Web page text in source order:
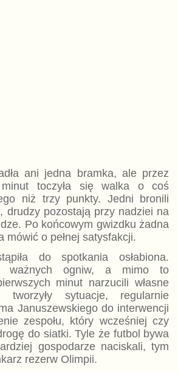
ani jedna bramka, ale przez
minut toczyła się walka o coś
niż trzy punkty. Jedni bronili
drudzy pozostają przy nadziei na
Po końcowym gwizdku żadna
mówić o pełnej satysfakcji.
do spotkania osłabiona.
ważnych ogniw, a mimo to
minut narzucili własne
tworzyły sytuacje, regularnie
Januszewskiego do interwencji
zespołu, który wcześniej czy
do siatki. Tyle że futbol bywa
gospodarze naciskali, tym
rezerw Olimpii.